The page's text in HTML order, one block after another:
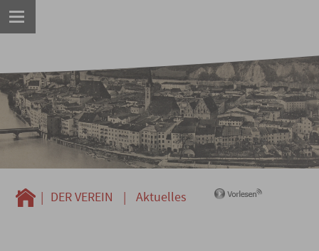
| DER VEREIN | Aktuelles